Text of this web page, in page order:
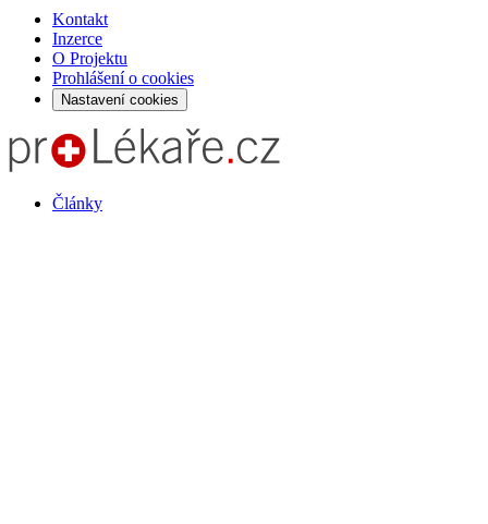
Kontakt
Inzerce
O Projektu
Prohlášení o cookies
Nastavení cookies
Články